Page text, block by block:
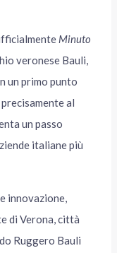
Minuto
veronese Bauli,
un primo punto
al
un passo
italiane più
innovazione,
di Verona, città
Ruggero Bauli